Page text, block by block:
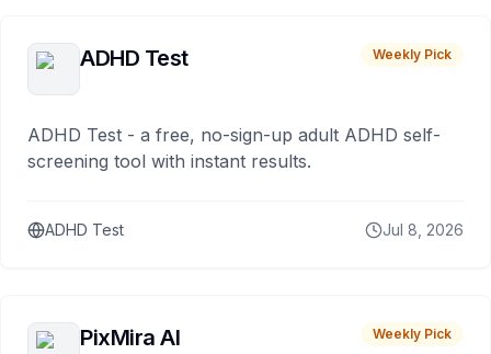
ADHD Test Weekly Pick
ADHD Test - a free, no-sign-up adult ADHD self-
screening tool with instant results.
ADHD Test Jul 8, 2026
PixMira AI Weekly Pick